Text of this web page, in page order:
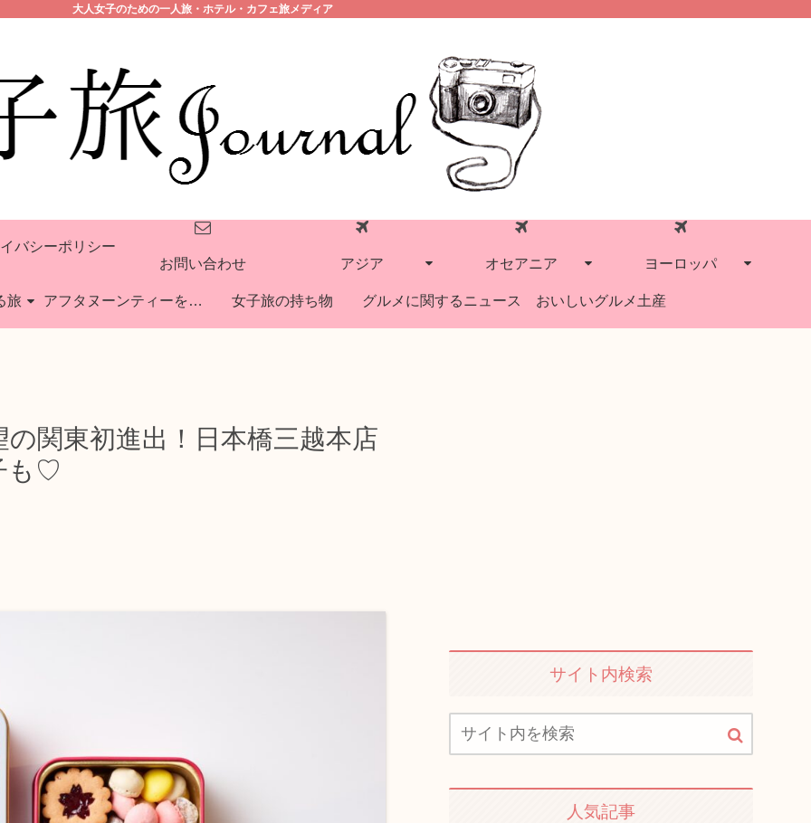
大人女子のための一人旅・ホテル・カフェ旅メディア
バシーポリシー
お問い合わせ アジア オセアニア ヨーロッパ
旅 アフタヌーンティーを巡る旅 女子旅の持ち物 グルメに関するニュース おいしいグルメ土産
関東初進出！日本橋三越本店
も♡
サイト内検索
人気記事